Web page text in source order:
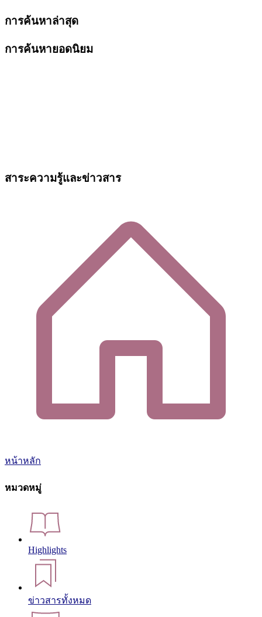
การค้นหาล่าสุด
การค้นหายอดนิยม
สาระความรู้และข่าวสาร
หน้าหลัก
หมวดหมู่
Highlights
ข่าวสารทั้งหมด